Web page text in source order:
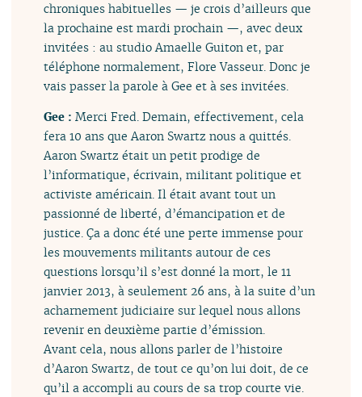
chroniques habituelles — je crois d’ailleurs que
la prochaine est mardi prochain —, avec deux
invitées : au studio Amaelle Guiton et, par
téléphone normalement, Flore Vasseur. Donc je
vais passer la parole à Gee et à ses invitées.
Gee :Merci Fred. Demain, effectivement, cela
fera 10 ans que Aaron Swartz nous a quittés.
Aaron Swartz était un petit prodige de
l’informatique, écrivain, militant politique et
activiste américain. Il était avant tout un
passionné de liberté, d’émancipation et de
justice. Ça a donc été une perte immense pour
les mouvements militants autour de ces
questions lorsqu’il s’est donné la mort, le 11
janvier 2013, à seulement 26 ans, à la suite d’un
acharnement judiciaire sur lequel nous allons
revenir en deuxième partie d’émission.
Avant cela, nous allons parler de l’histoire
d’Aaron Swartz, de tout ce qu’on lui doit, de ce
qu’il a accompli au cours de sa trop courte vie.